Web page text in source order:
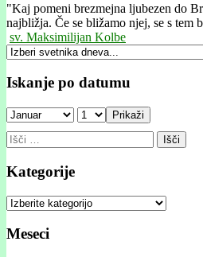
"Kaj pomeni brezmejna ljubezen do
najbližja. Če se bližamo njej, se s tem
sv. Maksimilijan Kolbe
Iskanje po datumu
Prikaži
Išči:
Kategorije
Kategorije
Meseci